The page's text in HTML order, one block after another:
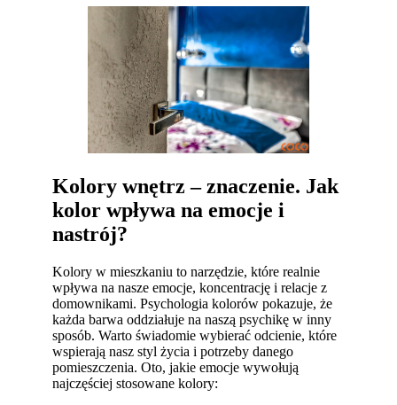
Kolory wnętrz – znaczenie. Jak
kolor wpływa na emocje i
nastrój?
Kolory w mieszkaniu to narzędzie, które realnie
wpływa na nasze emocje, koncentrację i relacje z
domownikami. Psychologia kolorów pokazuje, że
każda barwa oddziałuje na naszą psychikę w inny
sposób. Warto świadomie wybierać odcienie, które
wspierają nasz styl życia i potrzeby danego
pomieszczenia. Oto, jakie emocje wywołują
najczęściej stosowane kolory: